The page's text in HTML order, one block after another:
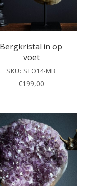
Bergkristal in op
voet
SKU: STO14-MB
€199,00